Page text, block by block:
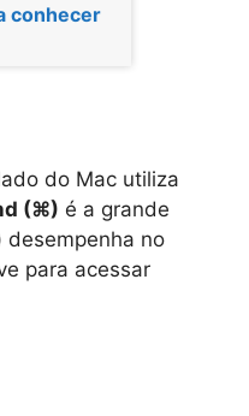
conhecer
do Mac utiliza
(⌘) é a grande
desempenha no
para acessar